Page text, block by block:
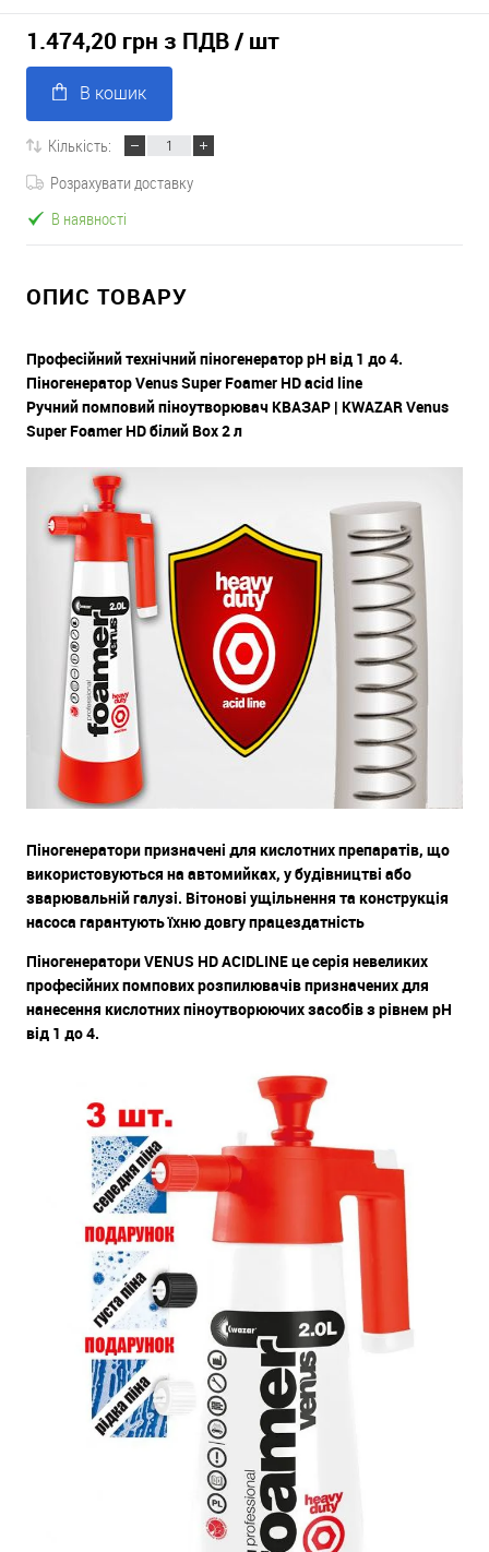
1.474,20 грн з ПДВ/ шт
В кошик
Кількість:
Розрахувати доставку
В наявності
ОПИС ТОВАРУ
Професійний технічний піногенераторpH від 1 до 4.
Піногенератор Venus Super Foamer HD acid line
Ручний помповий піноутворювач КВАЗАР | KWAZAR Venus
Super Foamer HD білий Box 2 л
Піногенератори призначені для кислотних препаратів, що
використовуються на автомийках, у будівництві або
зварювальній галузі. Вітонові ущільнення та конструкція
насоса гарантують їхню довгу працездатність
Піногенератори VENUS HD ACIDLINE це серія невеликих
професійних помпових розпилювачів призначених для
нанесення кислотних піноутворюючих засобів з рівнем pH
від 1 до 4.